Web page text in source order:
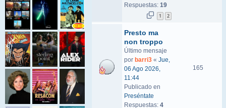
Respuestas: 19
1 2
Presto ma
non troppo
Último mensaje
por barri3 « Jue,
06 Ago 2026,
11:44
Publicado en
Preséntate
Respuestas: 4
165